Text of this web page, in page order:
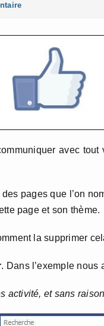
avec
pages que l’on
page et son thème.
la supprimer
. Dans l’exemple nous
et sans